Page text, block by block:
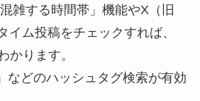
雑する時間帯」機能やX（旧
イム投稿をチェックすれば、
かります。
などのハッシュタグ検索が有効